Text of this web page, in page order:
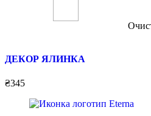
ДЕКОР ЯЛИНКА
₴345